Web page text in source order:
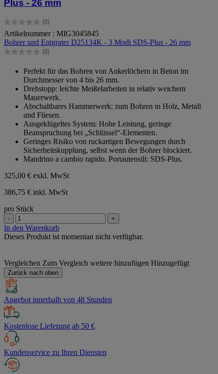
Plus - 26 mm
(0)
0.0
von
5
Sternen.
Artikelnummer : MIG3045845
Bohrer und Entgrater D25134K - 3 Modi SDS-Plus - 26 mm
(0)
0.0
Sternen.
Perfekt für das Bohren von Ankerlöchern in Beton im
Durchmesser von 4 bis 26 mm.
Drehstopp: leichte Meißelarbeiten in relativ weichem
Mauerwerk.
Abschaltbares Hammerwerk: zum Bohren in Holz, Metall
und Fliesen.
Ausgeklügeltes System: Hohe Leistung, geringe
Beanspruchung bei „Schlüssel“-Elementen.
Geringes Risiko von ruckartigen Bewegungen durch
Sicherheitskupplung, selbst wenn der Bohrer blockiert.
Mandrino a cambio rapido. Portautensili: SDS-Plus.
325,00 € exkl. MwSt
386,75 € inkl. MwSt
pro Stück
- +
In den Warenkorb
Dieses Produkt ist momentan nicht verfügbar.
Vergleichen Zum Vergleich weitere hinzufügen Hinzugefügt
Zurück nach oben
Angebot innerhalb von 48 Stunden
Kostenlose Lieferung ab 50 €
Kundenservice zu Ihren Diensten